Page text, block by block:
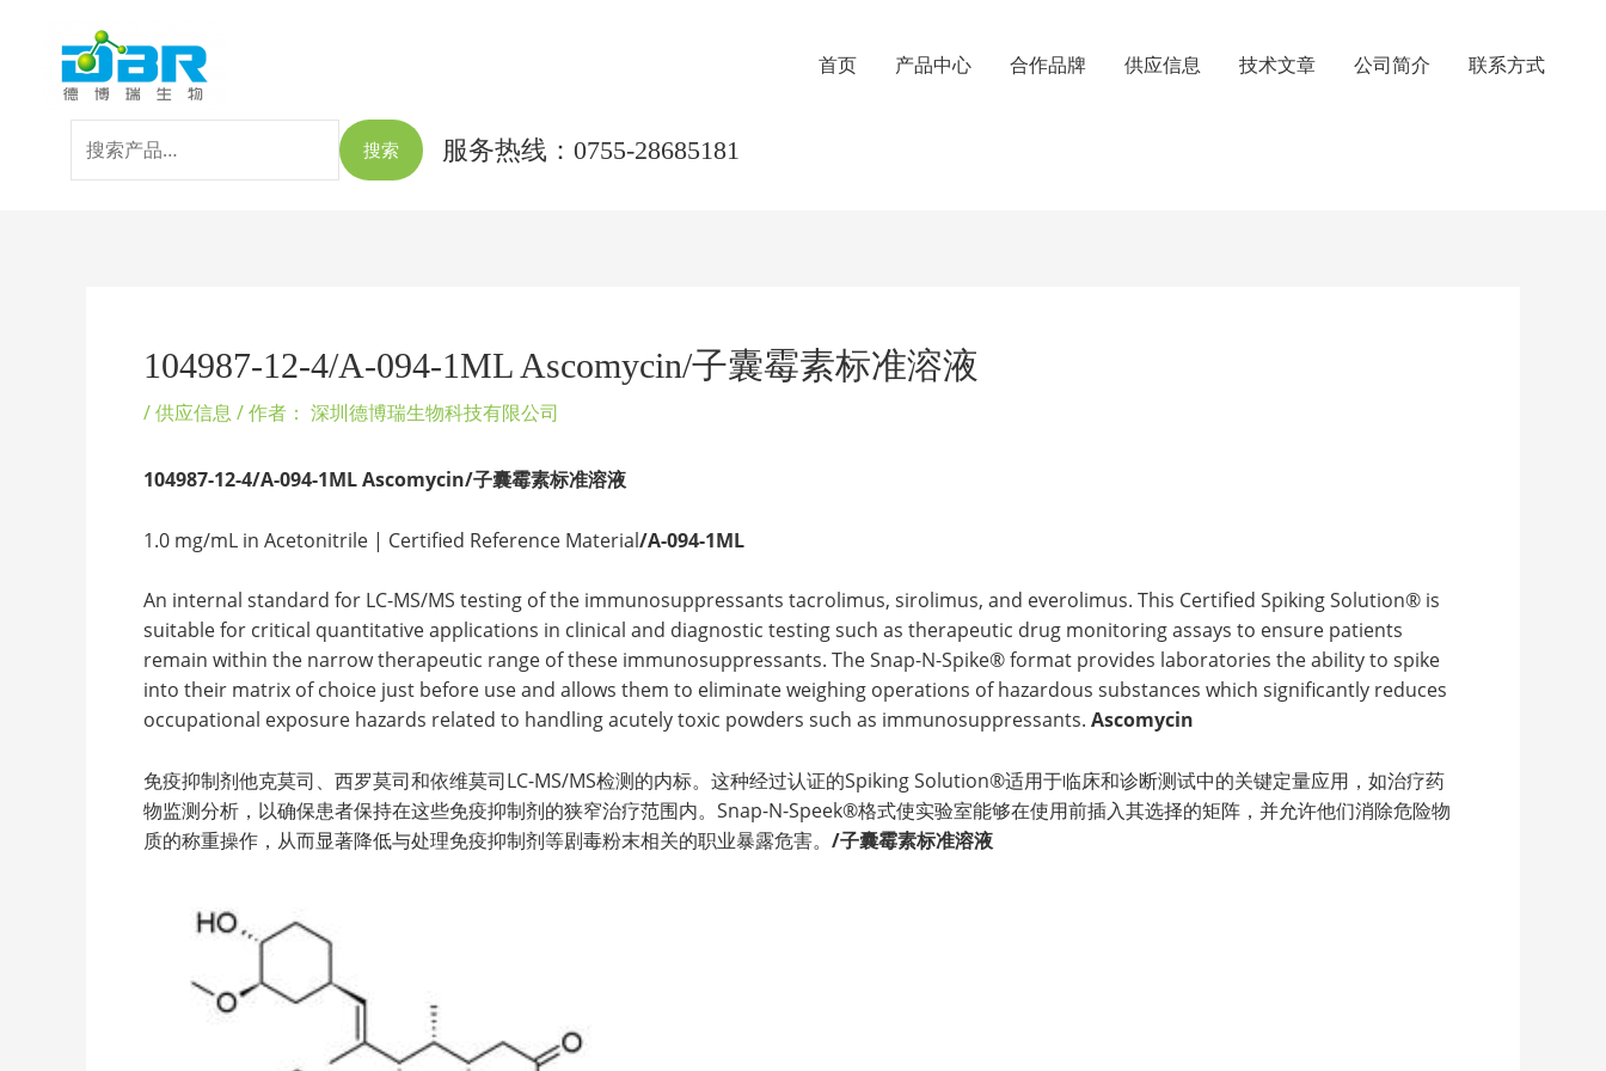
首页 产品中心 合作品牌 供应信息 技术文章 公司简介 联系方式
索：
搜索 服务热线：0755-28685181
104987-12-4/A-094-1ML Ascomycin/子囊霉素标准溶液
/供应信息 / 作者： 深圳德博瑞生物科技有限公司
104987-12-4/A-094-1ML Ascomycin/子囊霉素标准溶液
1.0 mg/mL in Acetonitrile | Certified Reference Material/A-094-1ML
An internal standard for LC-MS/MS testing of the immunosuppressants tacrolimus, sirolimus, and everolimus. This Certified Spiking Solution® is
suitable for critical quantitative applications in clinical and diagnostic testing such as therapeutic drug monitoring assays to ensure patients
remain within the narrow therapeutic range of these immunosuppressants. The Snap-N-Spike® format provides laboratories the ability to spike
into their matrix of choice just before use and allows them to eliminate weighing operations of hazardous substances which significantly reduces
occupational exposure hazards related to handling acutely toxic powders such as immunosuppressants. Ascomycin
免疫抑制剂他克莫司、西罗莫司和依维莫司LC-MS/MS检测的内标。这种经过认证的Spiking Solution®适用于临床和诊断测试中的关键定量应用，如治疗药
物监测分析，以确保患者保持在这些免疫抑制剂的狭窄治疗范围内。Snap-N-Speek®格式使实验室能够在使用前插入其选择的矩阵，并允许他们消除危险物
质的称重操作，从而显著降低与处理免疫抑制剂等剧毒粉末相关的职业暴露危害。 /子囊霉素标准溶液